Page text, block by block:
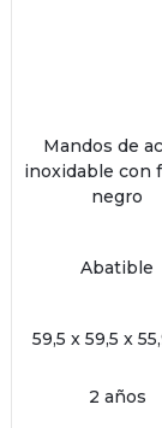
Mandos de
inoxidable con
negro
Abatible
59,5 x 59,5 x
2 años